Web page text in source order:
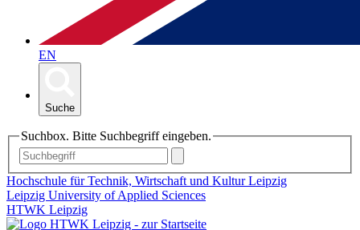
EN
Suche
Suchbox. Bitte Suchbegriff eingeben.
Hochschule für Technik, Wirtschaft und Kultur Leipzig
Leipzig University of Applied Sciences
HTWK Leipzig